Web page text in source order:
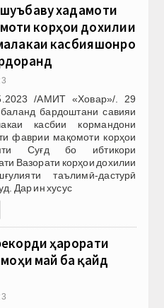
хадамоти
корҳои дохилии
касбияшонро
/АМИТ «Ховар»/. 29
бардоштани савияи
касбии кормандони
фаврии мақомоти корҳои
Суғд бо ибтикори
Вазорати корҳои дохилии
таълимӣ-дастурӣ
Дар ин хусус
ҳарорати
май ба қайд